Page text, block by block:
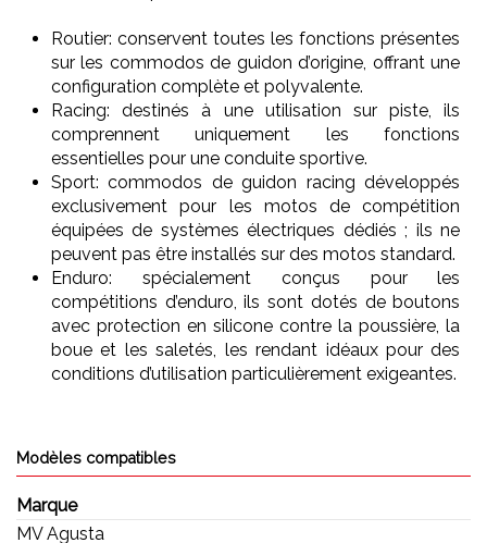
Routier: conservent toutes les fonctions présentes
sur les commodos de guidon d’origine, offrant une
configuration complète et polyvalente.
Racing: destinés à une utilisation sur piste, ils
comprennent uniquement les fonctions
essentielles pour une conduite sportive.
Sport: commodos de guidon racing développés
exclusivement pour les motos de compétition
équipées de systèmes électriques dédiés ; ils ne
peuvent pas être installés sur des motos standard.
Enduro: spécialement conçus pour les
compétitions d’enduro, ils sont dotés de boutons
avec protection en silicone contre la poussière, la
boue et les saletés, les rendant idéaux pour des
conditions d’utilisation particulièrement exigeantes.
Modèles compatibles
Marque
MV Agusta